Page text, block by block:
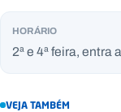
HORÁRIO
2ª e 4ª feira, entra
VEJA TAMBÉM